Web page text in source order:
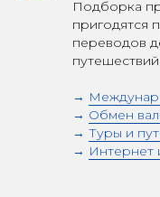
Подборка
пригодятся
переводов
путешествий
→
→ Обмен
→ Туры и
→ Интернет